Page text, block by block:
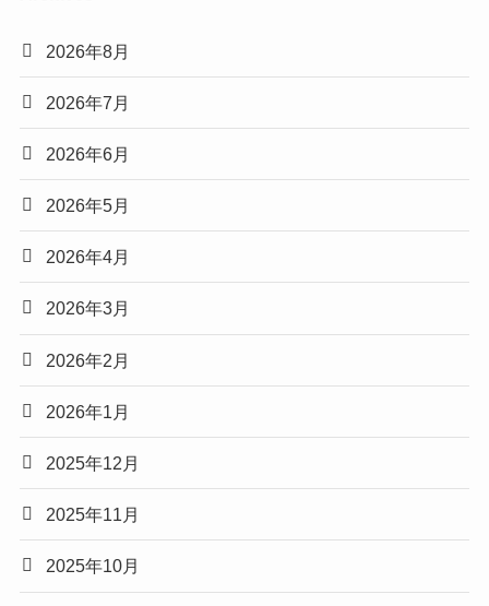
2026年8月
2026年7月
2026年6月
2026年5月
2026年4月
2026年3月
2026年2月
2026年1月
2025年12月
2025年11月
2025年10月